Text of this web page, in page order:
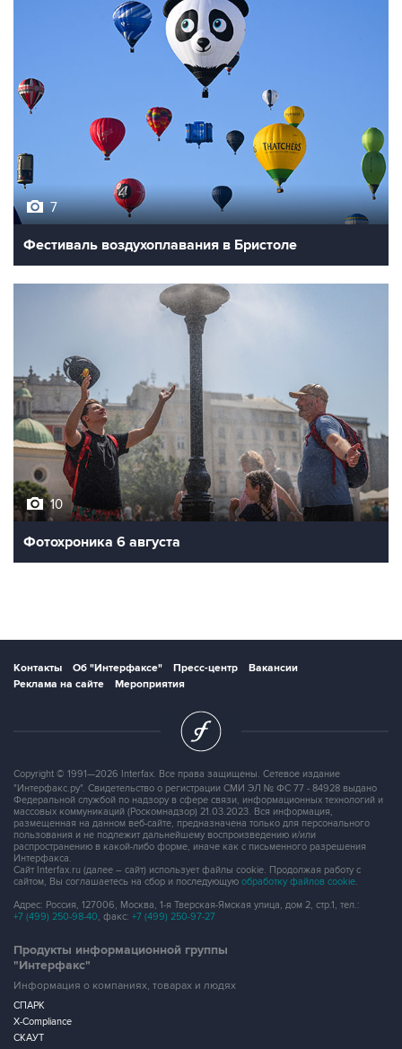
7
Фестиваль воздухоплавания в Бристоле
10
Фотохроника 6 августа
Контакты Об "Интерфаксе" Пресс-центр
Вакансии
Реклама на сайте
Мероприятия
Copyright © 1991—2026 Interfax. Все права защищены. Сетевое издание
"Интерфакс.ру". Свидетельство о регистрации СМИ ЭЛ № ФС 77 - 84928 выдано
Федеральной службой по надзору в сфере связи, информационных технологий и
массовых коммуникаций (Роскомнадзор) 21.03.2023. Вся информация,
размещенная на данном веб-сайте, предназначена только для персонального
пользования и не подлежит дальнейшему воспроизведению и/или
распространению в какой-либо форме, иначе как с письменного разрешения
Интерфакса.
Сайт Interfax.ru (далее – сайт) использует файлы cookie. Продолжая работу с
сайтом, Вы соглашаетесь на сбор и последующую обработку файлов cookie.
Адрес: Россия, 127006, Москва, 1-я Тверская-Ямская улица, дом 2, стр.1, тел.:
+7 (499) 250-98-40, факс: +7 (499) 250-97-27
Продукты информационной группы
"Интерфакс"
Информация о компаниях, товарах и людях
СПАРК
X-Compliance
СКАУТ